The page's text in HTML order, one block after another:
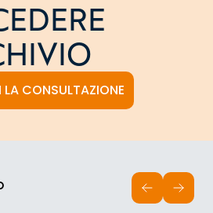
LA CONSULTAZIONE
INDIETRO